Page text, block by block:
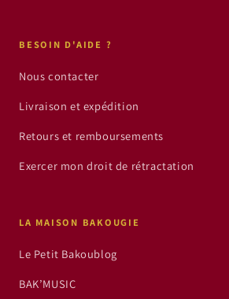
BESOIN D'AIDE ?
Nous contacter
Livraison et expédition
Retours et remboursements
Exercer mon droit de rétractation
LA MAISON BAKOUGIE
Le Petit Bakoublog
BAK’MUSIC